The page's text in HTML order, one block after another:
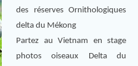
des réserves Ornithologiques
delta du Mékong
Partez au Vietnam en stage
photos oiseaux Delta du